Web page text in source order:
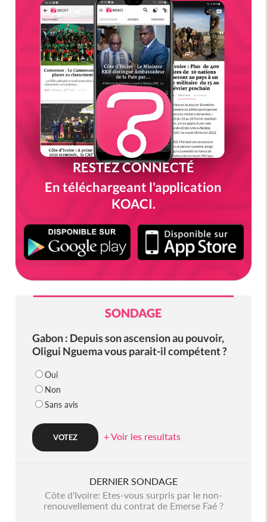
RESTEZ CONNECTÉ
En téléchargeant l'application
KOACI.
SONDAGE
Gabon : Depuis son ascension au pouvoir,
Oligui Nguema vous parait-il compétent ?
Oui
Non
Sans avis
+ Voir les resultats
DERNIER SONDAGE
Côte d'Ivoire: Etes-vous surpris par le non-
renouvellement du contrat de Emerse Faé ?